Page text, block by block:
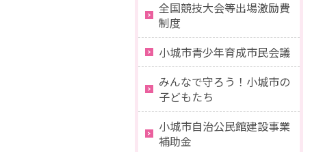
全国競技大会等出場激励費
制度
小城市青少年育成市民会議
みんなで守ろう！小城市の
子どもたち
小城市自治公民館建設事業
補助金